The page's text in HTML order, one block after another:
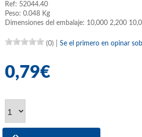
Ref: 52044.40
Peso: 0.048 Kg
(0) Se el primero en opinar
0,79€